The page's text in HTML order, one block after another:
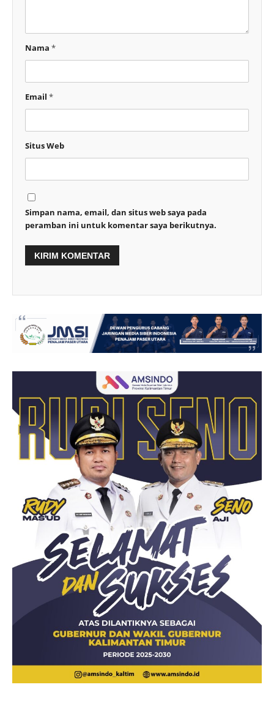
Nama *
Email *
Situs Web
Simpan nama, email, dan situs web saya pada
peramban ini untuk komentar saya berikutnya.